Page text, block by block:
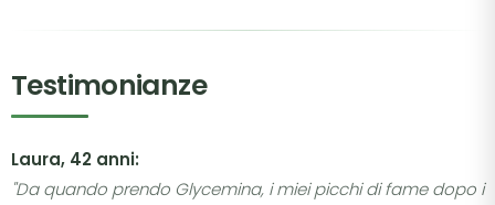
Testimonianze
Laura, 42 anni:
"Da quando prendo Glycemina, i miei picchi di fame dopo i